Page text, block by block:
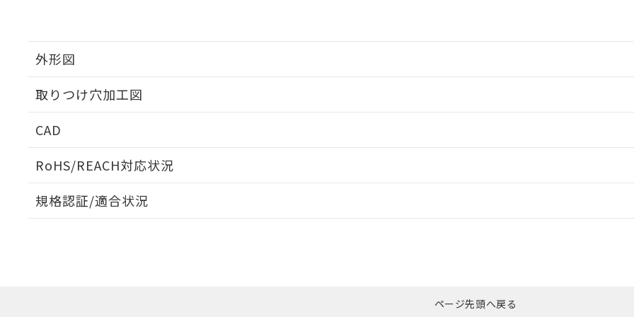
外形図
取りつけ穴加工図
CAD
RoHS/REACH対応状況
EU RoHS 注意事項・凡例
ダウンロードはこちら
規格認証/適合状況
ページ先頭へ戻る